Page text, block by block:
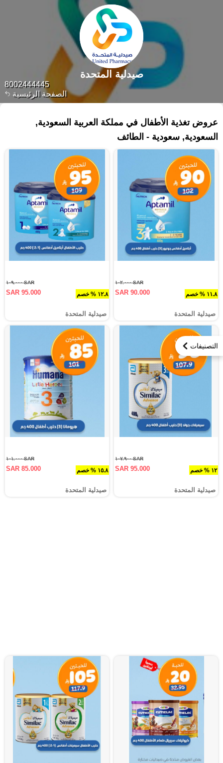
الصفحة الرئيسية
8002444445
صيدلية المتحدة
التصنيفات
عروض تغذية الأطفال في مملكة العربية السعودية,
السعودية, سعودية - الطائف
١١.٨ % خصم
SAR ١٠٢.٠٠٠
SAR 90.000
صيدلية المتحدة
١٢.٨ % خصم
SAR ١٠٩.٠٠٠
SAR 95.000
صيدلية المتحدة
١٢ % خصم
SAR ١٠٧.٩٠٠
SAR 95.000
صيدلية المتحدة
١٥.٨ % خصم
SAR ١٠١.٠٠٠
SAR 85.000
صيدلية المتحدة